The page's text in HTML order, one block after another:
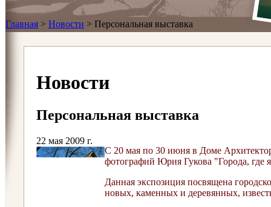
Главная > Новости > Персональная выставка
Новости
Персональная выставка
22 мая 2009 г.
С 20 мая по 30 июня в Доме
фотографий Юрия Гукова "Города, где
Данная экспозиция посвящена
новых, каменных и деревянных,